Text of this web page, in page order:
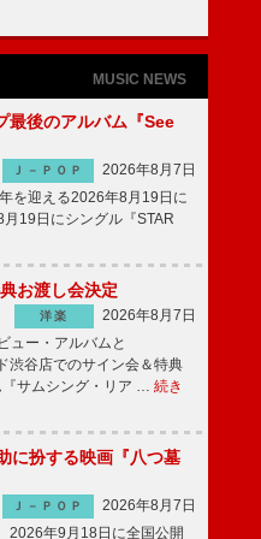
MUSIC NEWS
最後のアルバム『See
Ｊ－ＰＯＰ
2026年8月7日
を迎える2026年8月19日に
19日にシングル『STAR
お渡し会決定
洋楽
2026年8月7日
ー・アルバムと
渋谷店でのサイン会＆特典
サムシング・リア … 続き
に扮する映画『八つ墓
Ｊ－ＰＯＰ
2026年8月7日
2026年9月18日に全国公開